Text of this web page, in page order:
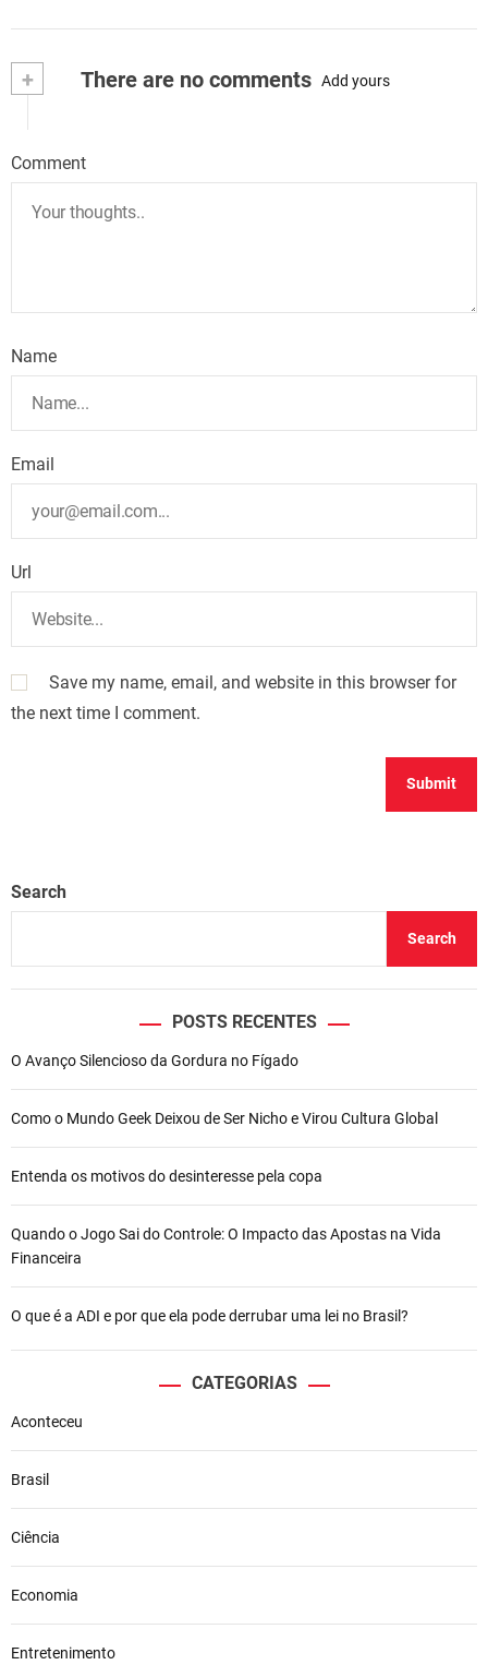
+ There are no comments Add yours
Comment
Name
Email
Url
Save my name, email, and website in this browser for
the next time I comment.
Search
Search
POSTS RECENTES
O Avanço Silencioso da Gordura no Fígado
Como o Mundo Geek Deixou de Ser Nicho e Virou Cultura Global
Entenda os motivos do desinteresse pela copa
Quando o Jogo Sai do Controle: O Impacto das Apostas na Vida
Financeira
O que é a ADI e por que ela pode derrubar uma lei no Brasil?
CATEGORIAS
Aconteceu
Brasil
Ciência
Economia
Entretenimento